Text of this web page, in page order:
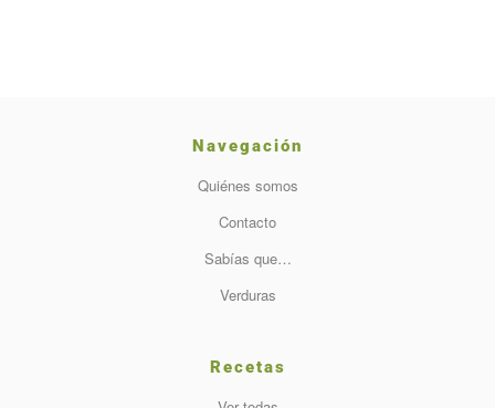
Navegación
Quiénes somos
Contacto
Sabías que…
Verduras
Recetas